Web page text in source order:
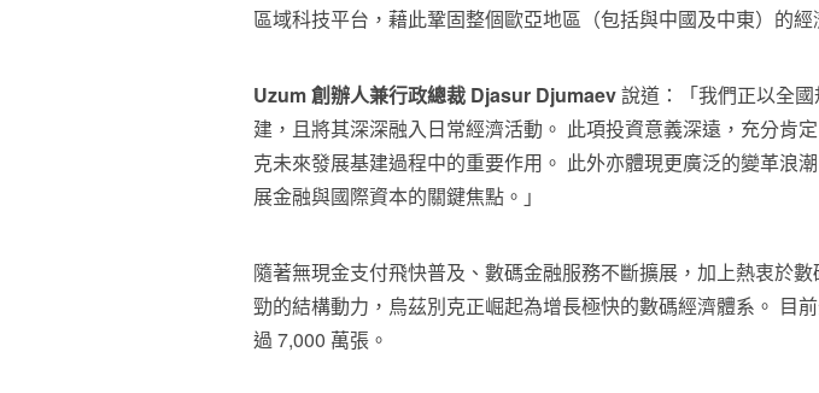
區域科技平台，藉此鞏固整個歐亞地區（包括與中國及中東）的經
Uzum 創辦人兼行政總裁 Djasur Djumaev說道：「我們正以全
建，且將其深深融入日常經濟活動。 此項投資意義深遠，充分肯
克未來發展基建過程中的重要作用。 此外亦體現更廣泛的變革浪
展金融與國際資本的關鍵焦點。」
隨著無現金支付飛快普及、數碼金融服務不斷擴展，加上熱衷於
勁的結構動力，烏茲別克正崛起為增長極快的數碼經濟體系。 目
過 7,000 萬張。